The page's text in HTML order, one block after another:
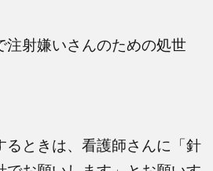
注射嫌いさんのための処世
るときは、看護師さんに「針